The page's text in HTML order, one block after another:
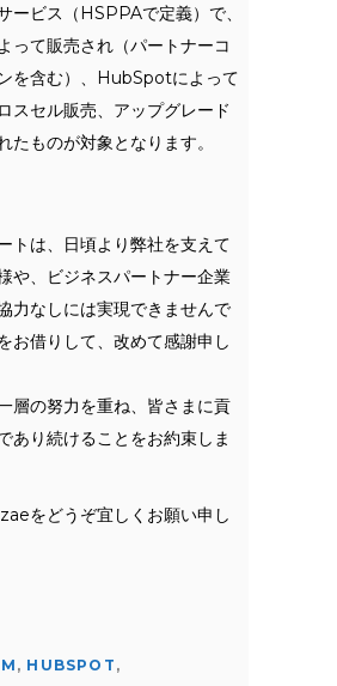
ービス（HSPPAで定義）で、
って販売され（パートナーコ
を含む）、HubSpotによって
スセル販売、アップグレード
たものが対象となります。
トは、日頃より弊社を支えて
や、ビジネスパートナー企業
力なしには実現できませんで
お借りして、改めて感謝申し
層の努力を重ね、皆さまに貢
あり続けることをお約束しま
をどうぞ宜しくお願い申し
, HUBSPOT ,